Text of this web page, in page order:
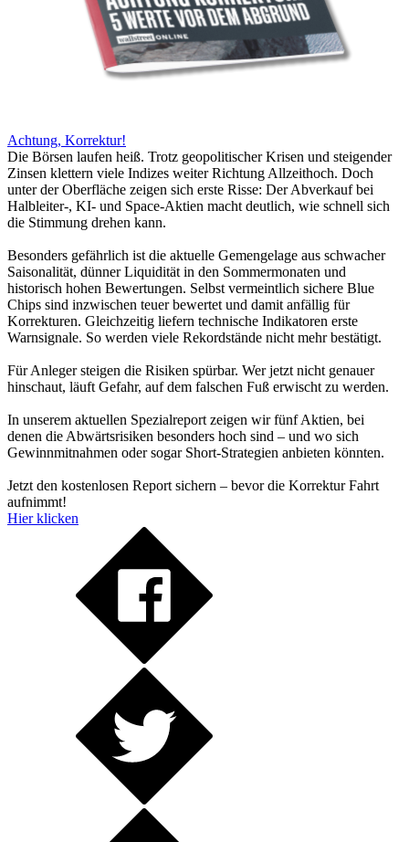
Achtung, Korrektur!
Die Börsen laufen heiß. Trotz geopolitischer Krisen und steigender
Zinsen klettern viele Indizes weiter Richtung Allzeithoch. Doch
unter der Oberfläche zeigen sich erste Risse: Der Abverkauf bei
Halbleiter-, KI- und Space-Aktien macht deutlich, wie schnell sich
die Stimmung drehen kann.
Besonders gefährlich ist die aktuelle Gemengelage aus schwacher
Saisonalität, dünner Liquidität in den Sommermonaten und
historisch hohen Bewertungen. Selbst vermeintlich sichere Blue
Chips sind inzwischen teuer bewertet und damit anfällig für
Korrekturen. Gleichzeitig liefern technische Indikatoren erste
Warnsignale. So werden viele Rekordstände nicht mehr bestätigt.
Für Anleger steigen die Risiken spürbar. Wer jetzt nicht genauer
hinschaut, läuft Gefahr, auf dem falschen Fuß erwischt zu werden.
In unserem aktuellen Spezialreport zeigen wir fünf Aktien, bei
denen die Abwärtsrisiken besonders hoch sind – und wo sich
Gewinnmitnahmen oder sogar Short-Strategien anbieten könnten.
Jetzt den kostenlosen Report sichern – bevor die Korrektur Fahrt
aufnimmt!
Hier klicken